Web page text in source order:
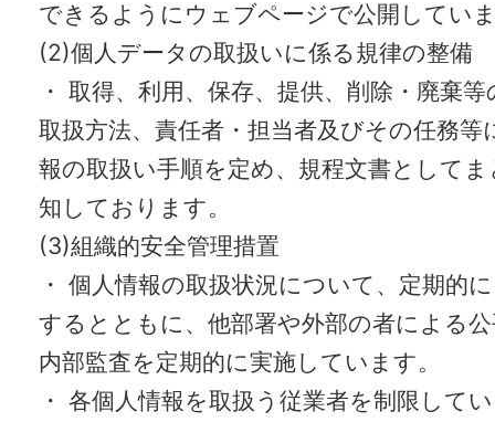
できるようにウェブページで公開してい
(2)個人データの取扱いに係る規律の整備
・ 取得、利用、保存、提供、削除・廃棄
取扱方法、責任者・担当者及びその任務等
報の取扱い手順を定め、規程文書として
知しております。
(3)組織的安全管理措置
・ 個人情報の取扱状況について、定期的
するとともに、他部署や外部の者による
内部監査を定期的に実施しています。
・ 各個人情報を取扱う従業者を制限して